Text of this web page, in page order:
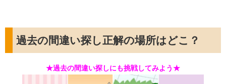
過去の間違い探し正解の場所はどこ？
★過去の間違い探しにも挑戦してみよう★